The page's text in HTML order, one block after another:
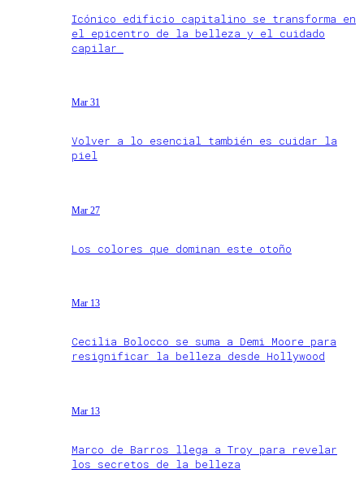
Icónico edificio capitalino se transforma en
el epicentro de la belleza y el cuidado
capilar
Mar 31
Volver a lo esencial también es cuidar la
piel
Mar 27
Los colores que dominan este otoño
Mar 13
Cecilia Bolocco se suma a Demi Moore para
resignificar la belleza desde Hollywood
Mar 13
Marco de Barros llega a Troy para revelar
los secretos de la belleza